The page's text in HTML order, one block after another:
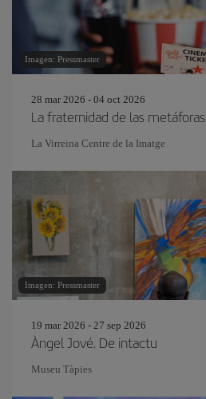
Imagen: Pressmaster
28 mar 2026 - 04 oct 2026
La fraternidad de las metáforas
La Virreina Centre de la Imatge
Imagen: Pressmaster
19 mar 2026 - 27 sep 2026
Àngel Jové. De intactu
Museu Tàpies